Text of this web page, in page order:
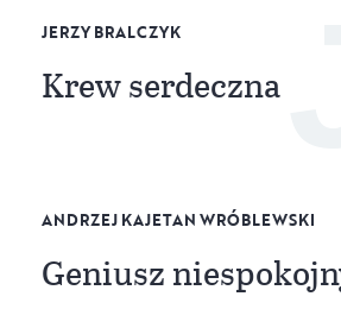
JERZY BRALCZYK
Krew serdeczna
ANDRZEJ KAJETAN WRÓBLEWSKI
Geniusz